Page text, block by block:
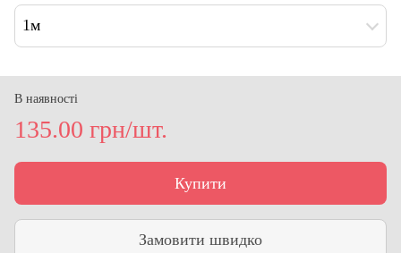
1м
В наявності
135.00 грн/шт.
Купити
Замовити швидко